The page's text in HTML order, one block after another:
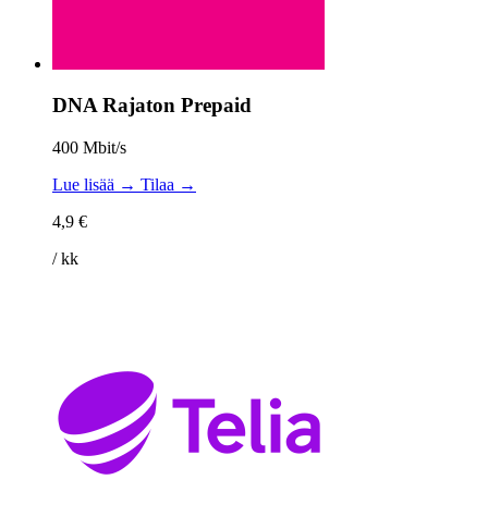
DNA Rajaton Prepaid
400 Mbit/s
Lue lisää → Tilaa →
4,9 €
/ kk